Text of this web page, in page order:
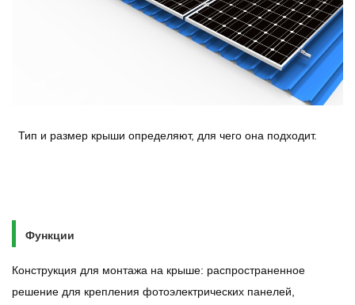
Тип и размер крыши определяют, для чего она подходит.
Функции
Конструкция для монтажа на крыше: распространенное
решение для крепления фотоэлектрических панелей,